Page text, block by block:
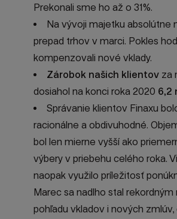
Prekonali sme ho až o 31%.
Na vývoji majetku absolútne
prepad trhov v marci. Pokles
kompenzovali nové vklady.
Zárobok našich klientov za
dosiahol na konci roka 2020 6,2
Správanie klientov Finaxu
racionálne a obdivuhodné.
bol len mierne vyšší ako
výbery v priebehu celého roka.
naopak využilo príležitosť
Marec sa nadlho stal
pohľadu vkladov i nových zmlúv,